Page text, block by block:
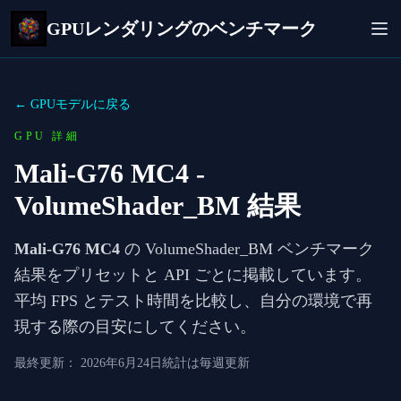
GPUレンダリングのベンチマーク
← GPUモデルに戻る
GPU 詳細
Mali-G76 MC4 -
VolumeShader_BM 結果
Mali-G76 MC4 の VolumeShader_BM ベンチマーク
結果をプリセットと API ごとに掲載しています。
平均 FPS とテスト時間を比較し、自分の環境で再
現する際の目安にしてください。
最終更新： 2026年6月24日 統計は毎週更新